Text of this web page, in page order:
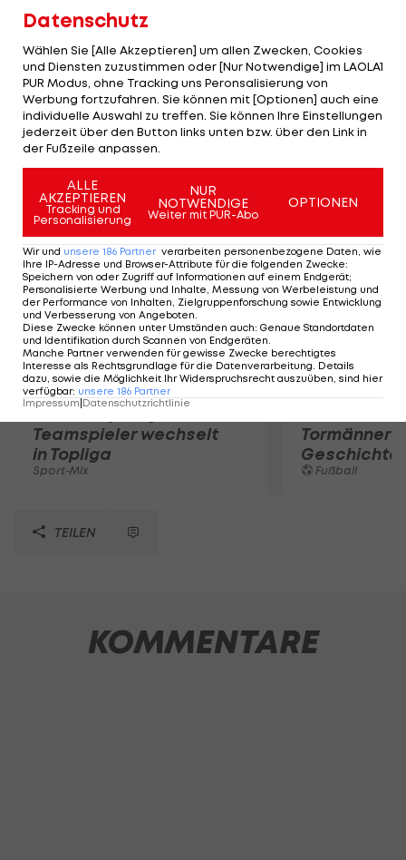
gewinnt das 2. Heimspiel der NHL-Finals in der 2.
das 5:4, nachdem die Kings vor dem 3. Drittel noch
2:4 zurück liegen. McDonagh (11.), Zucarrello (19.), St.
Louis (32./PP) und Brassard (35.) erzielen die Tore
der Rangers, Stoll (22.), Mitchell (35./PP), King (42.)
und Gaborik (48.) treffen für Kings.
Mehr zum Thema
Karrieresprung! ÖVV-
Teamspieler wechselt
in Topliga
Sport-Mix
Tormänner
Geschichte
Fußball
TEILEN
KOMMENTARE
Datenschutz
Wählen Sie [Alle Akzeptieren] um allen Zwecken, Cookies
und Diensten zuzustimmen oder [Nur Notwendige] im LAOLA1
PUR Modus, ohne Tracking uns Peronsalisierung von
Werbung fortzufahren. Sie können mit [Optionen] auch eine
individuelle Auswahl zu treffen. Sie können Ihre Einstellungen
jederzeit über den Button links unten bzw. über den Link in
der Fußzeile anpassen.
ALLE
AKZEPTIEREN
Tracking und
Personalisierung
NUR
NOTWENDIGE
Weiter mit PUR-Abo
OPTIONEN
Wir und unsere 186 Partner verarbeiten personenbezogene Daten, wie
Ihre IP-Adresse und Browser-Attribute für die folgenden Zwecke:
Speichern von oder Zugriff auf Informationen auf einem Endgerät;
Personalisierte Werbung und Inhalte, Messung von Werbeleistung und
der Performance von Inhalten, Zielgruppenforschung sowie Entwicklung
und Verbesserung von Angeboten.
Diese Zwecke können unter Umständen auch: Genaue Standortdaten
und Identifikation durch Scannen von Endgeräten.
Manche Partner verwenden für gewisse Zwecke berechtigtes
Interesse als Rechtsgrundlage für die Datenverarbeitung. Details
dazu, sowie die Möglichkeit Ihr Widerspruchsrecht auszuüben, sind hier
verfügbar: unsere 186 Partner
Impressum Datenschutzrichtlinie